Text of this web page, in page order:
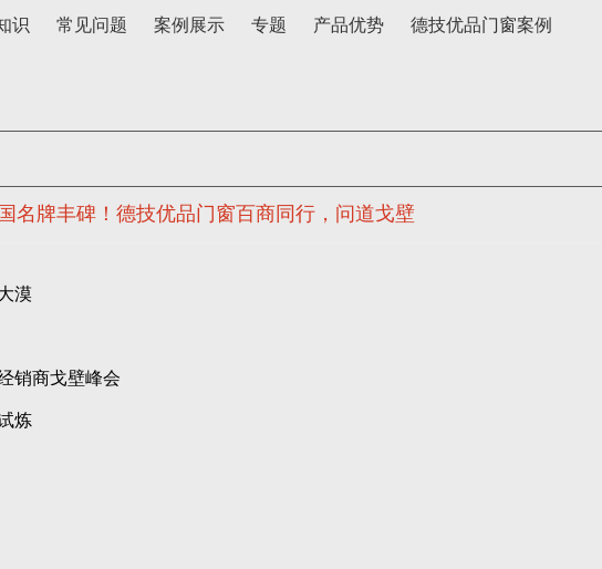
识 常见问题 案例展示 专题 产品优势 德技优品门窗案例
名牌丰碑！德技优品门窗百商同行，问道戈壁
漠
销商戈壁峰会
炼